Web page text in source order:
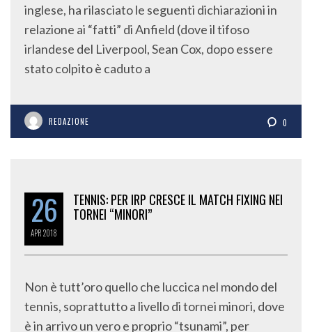
inglese, ha rilasciato le seguenti dichiarazioni in
relazione ai “fatti” di Anfield (dove il tifoso
irlandese del Liverpool, Sean Cox, dopo essere
stato colpito è caduto a
REDAZIONE 0
26
APR2018
TENNIS: PER IRP CRESCE IL MATCH FIXING NEI
TORNEI “MINORI”
Non è tutt’oro quello che luccica nel mondo del
tennis, soprattutto a livello di tornei minori, dove
è in arrivo un vero e proprio “tsunami”, per